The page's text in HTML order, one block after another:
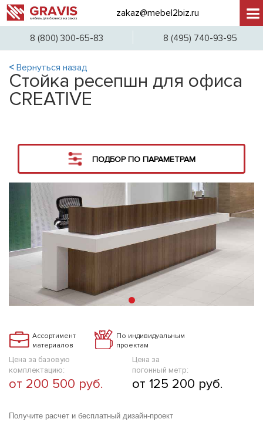
+7
zakaz@mebel2biz.ru
8 (800) 300-65-83 8 (495) 740-93-95
< Вернуться назад
Стойка ресепшн для офиса
CREATIVE
ПОДБОР ПО ПАРАМЕТРАМ
Ассортимент
материалов
По индивидуальным
проектам
Цена за базовую
комплектацию:
от 200 500 руб.
Цена за
погонный метр:
от 125 200 руб.
Получите расчет и бесплатный дизайн-проект